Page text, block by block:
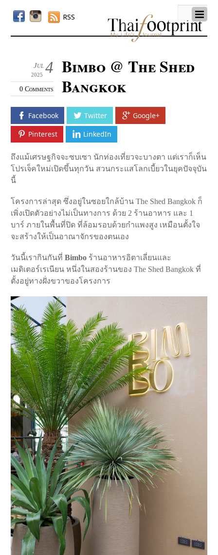
RSS
4
Jul
2025
0 Comments
Bimbo @ The Shed
Bangkok
Facebook Twitter Google+
Pinterest LinkedIn
ถึงแม้เศรษฐกิจจะซบเซา นักท่องเที่ยวจะบางตา แต่เราก็เห็น
โปรเจ็คใหม่เปิดขึ้นทุกวัน สวนกระแสโลกเบี้ยวในยุคปัจจุบัน
นี้
โครงการล่าสุด ซึ่งอยู่ในซอยใกล้บ้าน The Shed Bangkok ก็
เพิ่งเปิดตัวอย่างไม่เป็นทางการ ด้วย 2 ร้านอาหาร และ 1
บาร์ ภายในพื้นที่ปิด ที่ล้อมรอบด้วยกำแพงสูง เหมือนตั้งใจ
จะสร้างให้เป็นอาณาจักรของตนเอง
วันนี้เรากินกันที่Bimbo ร้านอาหารอิตาเลี่ยนและ
เมดิเตอร์เรเนียน หนึ่งในสองร้านของ The Shed Bangkok ที่
ตั้งอยู่ทางฝั่งขวาของโครงการ